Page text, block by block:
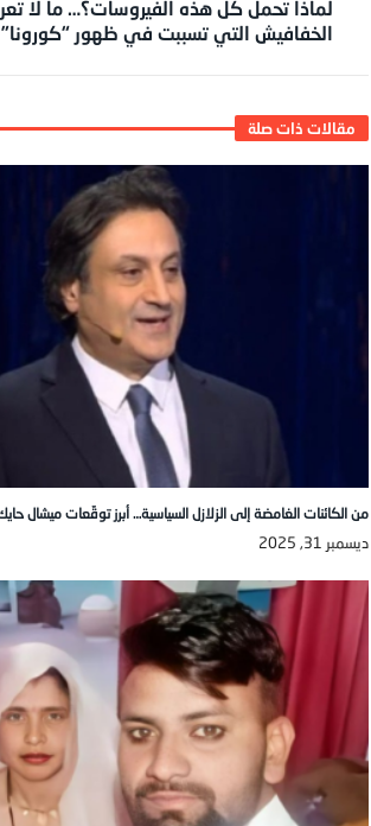
لماذا تحمل كل هذه الفيروسات؟… ما لا
الخفافيش التي تسببت في ظهور “كورونا”
من الكائنات الغامضة إلى الزلازل السياسية… أبرز توقّعات ميشال حايك
ديسمبر 31, 2025